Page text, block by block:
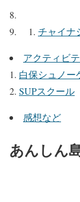
チャイナ
アクティビ
白保シュノー
SUPスクール
感想など
あんしん